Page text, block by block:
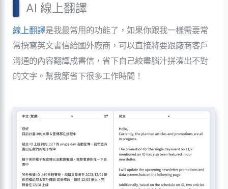
AI 線上翻譯
線上翻譯是我最常用的功能了，如果你跟我一樣需要常
常撰寫英文書信給國外廠商，可以直接將要跟廠商客戶
溝通的內容翻譯成書信，省下自己絞盡腦汁拼湊出不對
的文字。幫我節省下很多工作時間！